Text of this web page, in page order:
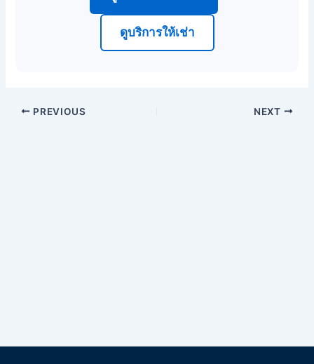
ดูบริการให้เช่า
PREVIOUS NEXT